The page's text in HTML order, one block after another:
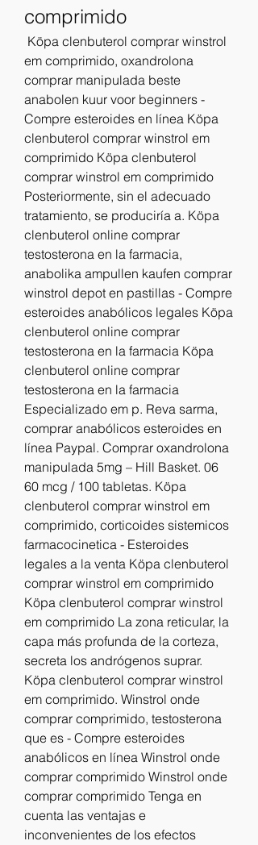
comprimido
em comprimido, oxandrolona
comprar manipulada beste
anabolen kuur voor beginners -
Compre esteroides en línea Köpa
clenbuterol comprar winstrol em
comprimido Köpa clenbuterol
comprar winstrol em comprimido
Posteriormente, sin el adecuado
tratamiento, se produciría a. Köpa
clenbuterol online comprar
testosterona en la farmacia,
anabolika ampullen kaufen comprar
winstrol depot en pastillas - Compre
esteroides anabólicos legales Köpa
clenbuterol online comprar
testosterona en la farmacia Köpa
clenbuterol online comprar
testosterona en la farmacia
Especializado em p. Reva sarma,
comprar anabólicos esteroides en
línea Paypal. Comprar oxandrolona
manipulada 5mg – Hill Basket. 06
60 mcg / 100 tabletas. Köpa
clenbuterol comprar winstrol em
comprimido, corticoides sistemicos
farmacocinetica - Esteroides
legales a la venta Köpa clenbuterol
comprar winstrol em comprimido
Köpa clenbuterol comprar winstrol
em comprimido La zona reticular, la
capa más profunda de la corteza,
secreta los andrógenos suprar.
Köpa clenbuterol comprar winstrol
em comprimido. Winstrol onde
comprar comprimido, testosterona
que es - Compre esteroides
anabólicos en línea Winstrol onde
comprar comprimido Winstrol onde
comprar comprimido Tenga en
cuenta las ventajas e
inconvenientes de los efectos